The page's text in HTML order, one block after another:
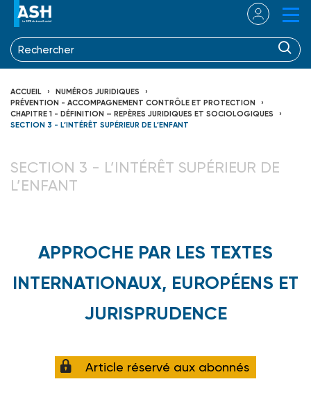
ACCUEIL
NUMÉROS JURIDIQUES
PRÉVENTION - ACCOMPAGNEMENT CONTRÔLE ET PROTECTION
CHAPITRE 1 - DÉFINITION – REPÈRES JURIDIQUES ET SOCIOLOGIQUES
SECTION 3 - L’INTÉRÊT SUPÉRIEUR DE L’ENFANT
SECTION 3 - L’INTÉRÊT SUPÉRIEUR DE
L’ENFANT
APPROCHE PAR LES TEXTES
INTERNATIONAUX, EUROPÉENS ET
JURISPRUDENCE
Article réservé aux abonnés